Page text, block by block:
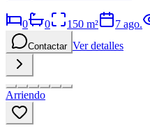
0 0 150 m² 7 ago.
Contactar Ver detalles
Arriendo